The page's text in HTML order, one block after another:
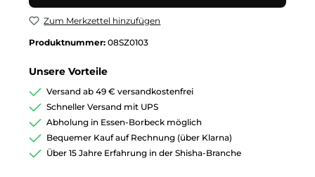
Zum Merkzettel hinzufügen
Produktnummer: 08SZ0103
Unsere Vorteile
Versand ab 49 € versandkostenfrei
Schneller Versand mit UPS
Abholung in Essen-Borbeck möglich
Bequemer Kauf auf Rechnung (über Klarna)
Über 15 Jahre Erfahrung in der Shisha-Branche